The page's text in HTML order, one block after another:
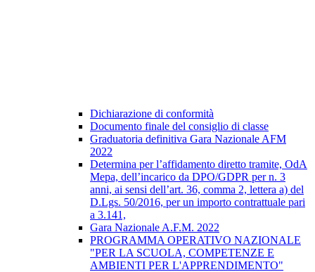
Dichiarazione di conformità
Documento finale del consiglio di classe
Graduatoria definitiva Gara Nazionale AFM
2022
Determina per l’affidamento diretto tramite, OdA
Mepa, dell’incarico da DPO/GDPR per n. 3
anni, ai sensi dell’art. 36, comma 2, lettera a) del
D.Lgs. 50/2016, per un importo contrattuale pari
a 3.141,
Gara Nazionale A.F.M. 2022
PROGRAMMA OPERATIVO NAZIONALE
"PER LA SCUOLA, COMPETENZE E
AMBIENTI PER L'APPRENDIMENTO"